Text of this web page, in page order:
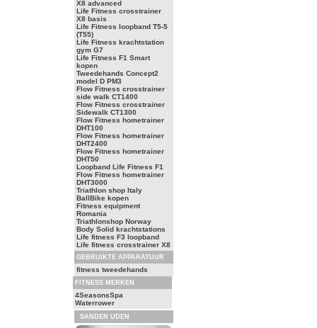
X8 advanced
Life Fitness crosstrainer
X8 basis
Life Fitness loopband T5-5
(T55)
Life Fitness krachtstation
gym G7
Life Fitness F1 Smart
kopen
Tweedehands Concept2
model D PM3
Flow Fitness crosstrainer
side walk CT1400
Flow Fitness crosstrainer
Sidewalk CT1300
Flow Fitness hometrainer
DHT100
Flow Fitness hometrainer
DHT2400
Flow Fitness hometrainer
DHT50
Loopband Life Fitness F1
Flow Fitness hometrainer
DHT3000
Triathlon shop Italy
BallBike kopen
Fitness equipment
Romania
Triathlonshop Norway
Body Solid krachtstations
Life fitness F3 loopband
Life fitness crosstrainer X8
GEBRUIKTE APPARATUUR
fitness tweedehands
FITNESS MERKEN
4SeasonsSpa
Waterrower
SANDEN UDEN